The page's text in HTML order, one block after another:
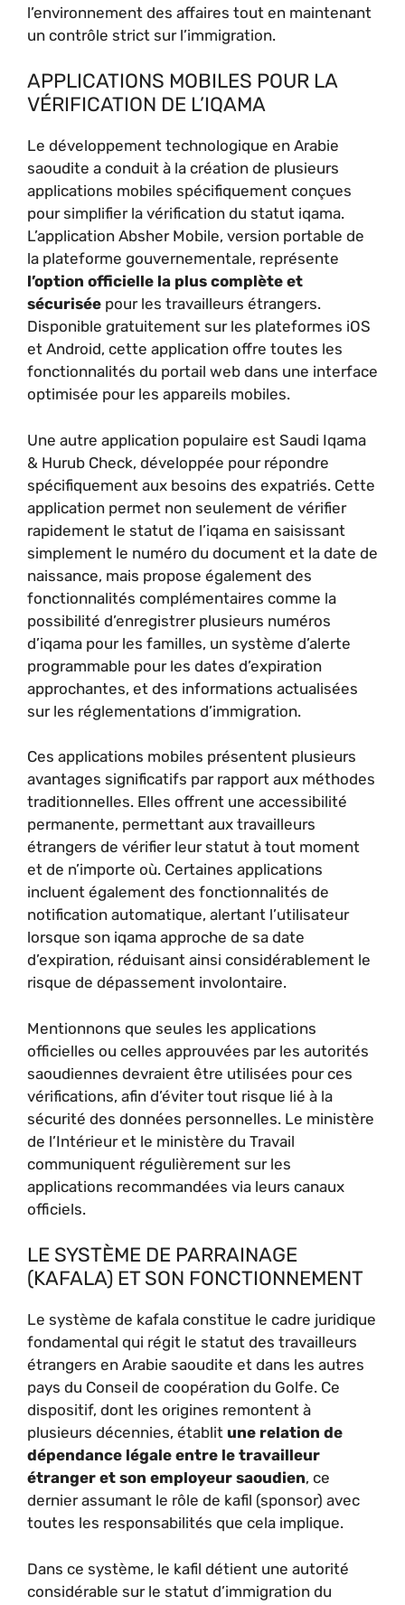
l’environnement des affaires tout en maintenant
un contrôle strict sur l’immigration.
APPLICATIONS MOBILES POUR LA
VÉRIFICATION DE L’IQAMA
Le développement technologique en Arabie
saoudite a conduit à la création de plusieurs
applications mobiles spécifiquement conçues
pour simplifier la vérification du statut iqama.
L’application Absher Mobile, version portable de
la plateforme gouvernementale, représente
l’option officielle la plus complète et
sécurisée pour les travailleurs étrangers.
Disponible gratuitement sur les plateformes iOS
et Android, cette application offre toutes les
fonctionnalités du portail web dans une interface
optimisée pour les appareils mobiles.
Une autre application populaire est Saudi Iqama
& Hurub Check, développée pour répondre
spécifiquement aux besoins des expatriés. Cette
application permet non seulement de vérifier
rapidement le statut de l’iqama en saisissant
simplement le numéro du document et la date de
naissance, mais propose également des
fonctionnalités complémentaires comme la
possibilité d’enregistrer plusieurs numéros
d’iqama pour les familles, un système d’alerte
programmable pour les dates d’expiration
approchantes, et des informations actualisées
sur les réglementations d’immigration.
Ces applications mobiles présentent plusieurs
avantages significatifs par rapport aux méthodes
traditionnelles. Elles offrent une accessibilité
permanente, permettant aux travailleurs
étrangers de vérifier leur statut à tout moment
et de n’importe où. Certaines applications
incluent également des fonctionnalités de
notification automatique, alertant l’utilisateur
lorsque son iqama approche de sa date
d’expiration, réduisant ainsi considérablement le
risque de dépassement involontaire.
Mentionnons que seules les applications
officielles ou celles approuvées par les autorités
saoudiennes devraient être utilisées pour ces
vérifications, afin d’éviter tout risque lié à la
sécurité des données personnelles. Le ministère
de l’Intérieur et le ministère du Travail
communiquent régulièrement sur les
applications recommandées via leurs canaux
officiels.
LE SYSTÈME DE PARRAINAGE
(KAFALA) ET SON FONCTIONNEMENT
Le système de kafala constitue le cadre juridique
fondamental qui régit le statut des travailleurs
étrangers en Arabie saoudite et dans les autres
pays du Conseil de coopération du Golfe. Ce
dispositif, dont les origines remontent à
plusieurs décennies, établit une relation de
dépendance légale entre le travailleur
étranger et son employeur saoudien, ce
dernier assumant le rôle de kafil (sponsor) avec
toutes les responsabilités que cela implique.
Dans ce système, le kafil détient une autorité
considérable sur le statut d’immigration du